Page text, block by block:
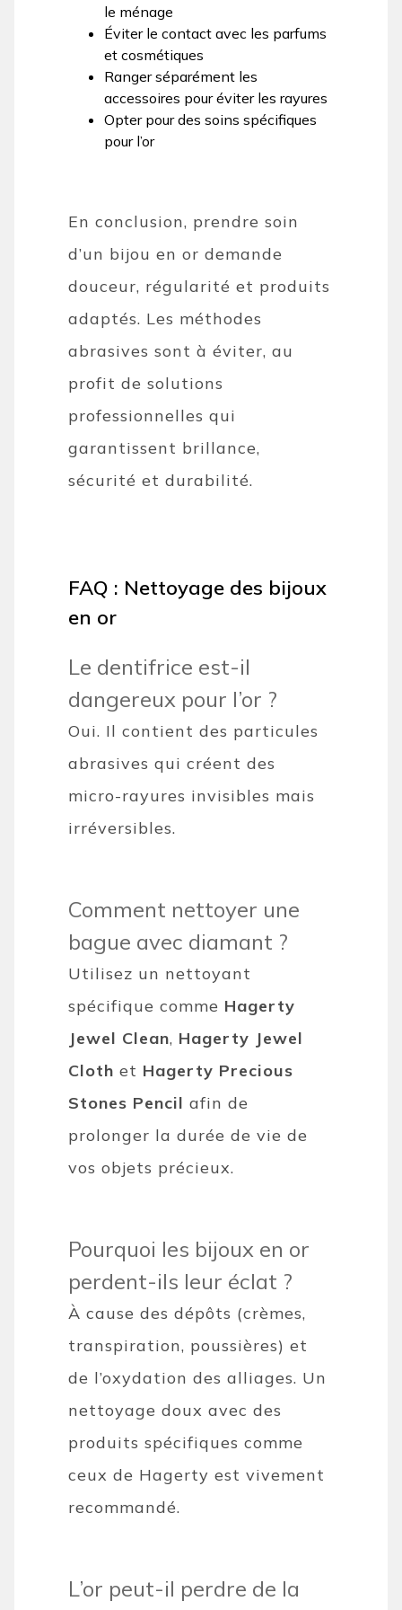
le ménage
Éviter le contact avec les parfums
et cosmétiques
Ranger séparément les
accessoires pour éviter les rayures
Opter pour des soins spécifiques
pour l’or
En conclusion, prendre soin
d’un bijou en or demande
douceur, régularité et produits
adaptés. Les méthodes
abrasives sont à éviter, au
profit de solutions
professionnelles qui
garantissent brillance,
sécurité et durabilité.
FAQ : Nettoyage des bijoux
en or
Le dentifrice est-il
dangereux pour l’or ?
Oui. Il contient des particules
abrasives qui créent des
micro-rayures invisibles mais
irréversibles.
Comment nettoyer une
bague avec diamant ?
Utilisez un nettoyant
spécifique comme Hagerty
Jewel Clean, Hagerty Jewel
Cloth et Hagerty Precious
Stones Pencil afin de
prolonger la durée de vie de
vos objets précieux.
Pourquoi les bijoux en or
perdent-ils leur éclat ?
À cause des dépôts (crèmes,
transpiration, poussières) et
de l’oxydation des alliages. Un
nettoyage doux avec des
produits spécifiques comme
ceux de Hagerty est vivement
recommandé.
L’or peut-il perdre de la